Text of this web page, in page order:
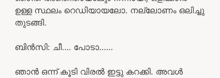
ഉള്ള സ്ഥലം റെഡിയായലോ. നല്ലോണം ഒലിച്ചു
തുടങ്ങി.
ബിൻസി: ചീ…. പോടാ……
ഞാൻ ഒന്ന് കൂടി വിരൽ ഇട്ടു കറക്കി. അവൾ